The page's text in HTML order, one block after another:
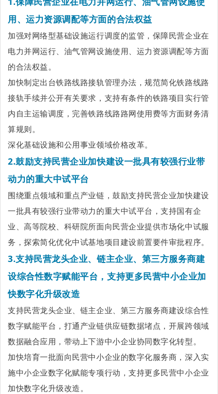
用、运力资源调配等方面的合法权益
加强对网络型基础设施运行调度的监管，保障民营企业在
电力并网运行、油气管网设施使用、运力资源调配等方面
的合法权益。
加快制定出台铁路线路接轨管理办法，规范简化铁路线路
接轨手续并公开有关要求，支持有条件的铁路项目实行管
内自主运输调度，完善铁路线路路网使用费等方面财务清
算规则。
深化基础设施和公用事业领域价格改革。
2.鼓励支持民营企业加快建设一批具有较强行业带
动力的重大中试平台
围绕重点领域和重点产业链，鼓励支持民营企业加快建设
一批具有较强行业带动力的重大中试平台，支持国有企
业、高等院校、科研院所面向民营企业提供市场化中试服
务，探索简化优化中试基地项目建设前置要件审批程序。
3.支持民营龙头企业、链主企业、第三方服务商建
设综合性数字赋能平台，支持更多民营中小企业加
快数字化升级改造
支持民营龙头企业、链主企业、第三方服务商建设综合性
数字赋能平台，打通产业链供应链数据堵点，开展跨领域
数据融合应用，带动上下游中小企业协同数字化转型。
加快培育一批面向民营中小企业的数字化服务商，深入实
施中小企业数字化赋能专项行动，支持更多民营中小企业
加快数字化升级改造。